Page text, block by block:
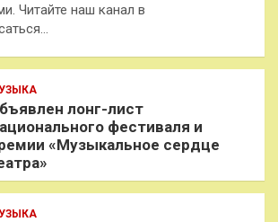
Читайте наш канал в
лонг-лист
фестиваля и
«Музыкальное сердце